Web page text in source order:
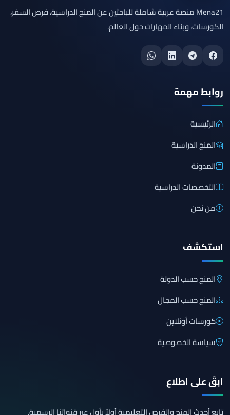
Mena21 منصة عربية شاملة للباحثين عن المنح الدراسية، فرص السفر،
الكورسات، وبناء المهارات حول العالم.
روابط مهمة
الرئيسية
المنح الدراسية
المدونة
التخصصات الدراسية
من نحن
استكشف
المنح حسب الدولة
المنح حسب المجال
كورسات أونلاين
سياسة الخصوصية
ابقَ على اطلاع